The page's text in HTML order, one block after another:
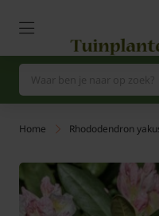
Home Rhododendron